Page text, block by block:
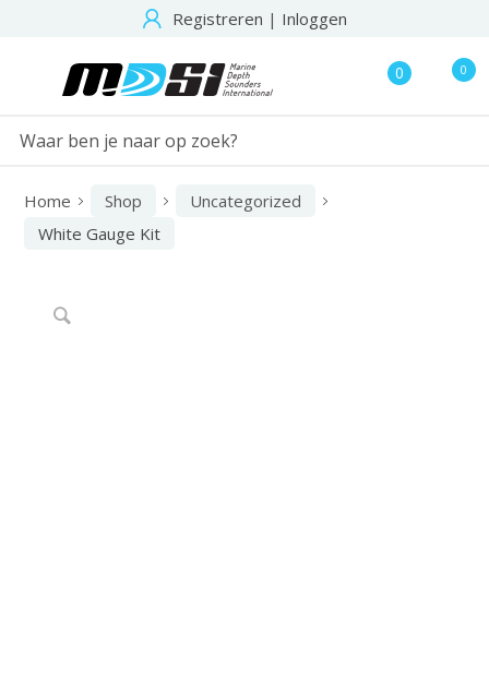
Registreren | Inloggen
0 0
Home Shop
Uncategorized
White Gauge Kit